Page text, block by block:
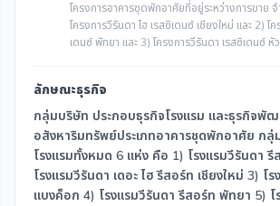
โครงการอาคารชุดพักอาศัยที่อยู่ระหว่างการขาย
โครงการวีรันดา ไฮ เรสซิเดนซ์ เชียงใหม่ และ 2) โ
เดนซ์ พัทยา และ 3) โครงการวีรันดา เรสซิเดนซ์ หั
ลักษณะธุรกิจ
กลุ่มบริษัท ประกอบธุรกิจโรงแรม และธุรกิจพั
อสังหาริมทรัพย์ประเภทอาคารชุดพักอาศัย กลุ่
โรงแรมทั้งหมด 6 แห่ง คือ 1) โรงแรมวีรันดา
โรงแรมวีรันดา เดอะ ไฮ รีสอร์ท เชียงใหม่ 3) โร
แบงค็อก 4) โรงแรมวีรันดา รีสอร์ท พัทยา 5)